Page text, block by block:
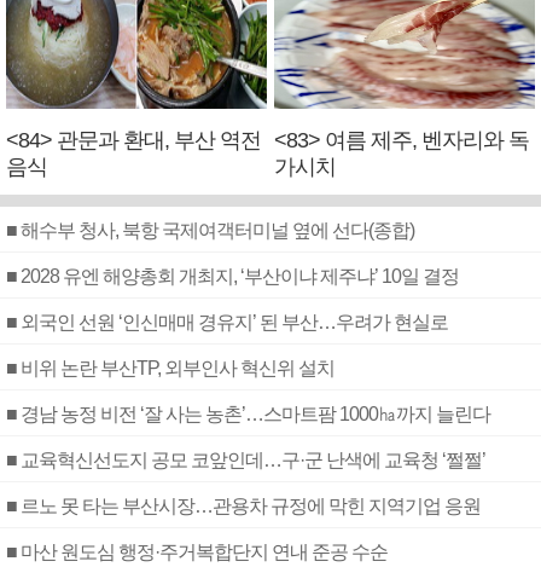
<84> 관문과 환대, 부산 역전
음식
<83> 여름 제주, 벤자리와 독
가시치
■ 해수부 청사, 북항 국제여객터미널 옆에 선다(종합)
■ 2028 유엔 해양총회 개최지, ‘부산이냐 제주냐’ 10일 결정
■ 외국인 선원 ‘인신매매 경유지’ 된 부산…우려가 현실로
■ 비위 논란 부산TP, 외부인사 혁신위 설치
■ 경남 농정 비전 ‘잘 사는 농촌’…스마트팜 1000㏊까지 늘린다
■ 교육혁신선도지 공모 코앞인데…구·군 난색에 교육청 ‘쩔쩔’
■ 르노 못 타는 부산시장…관용차 규정에 막힌 지역기업 응원
■ 마산 원도심 행정·주거복합단지 연내 준공 수순